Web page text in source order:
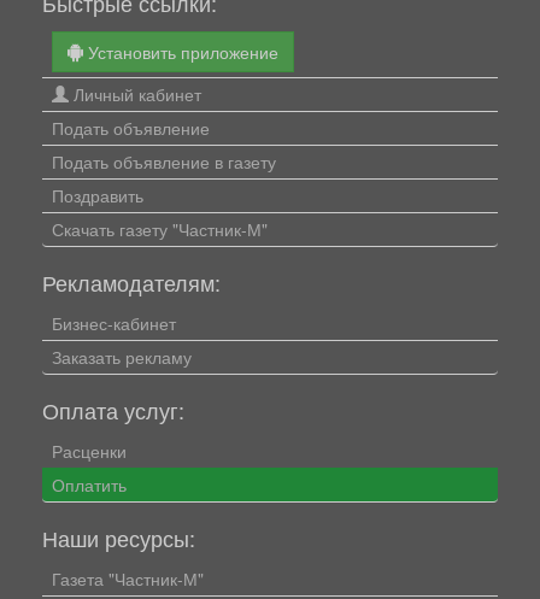
Установить приложение
Личный кабинет
Подать объявление
Подать объявление в газету
Поздравить
Скачать газету "Частник-М"
Рекламодателям:
Бизнес-кабинет
Заказать рекламу
Оплата услуг:
Расценки
Оплатить
Наши ресурсы:
Газета "Частник-М"